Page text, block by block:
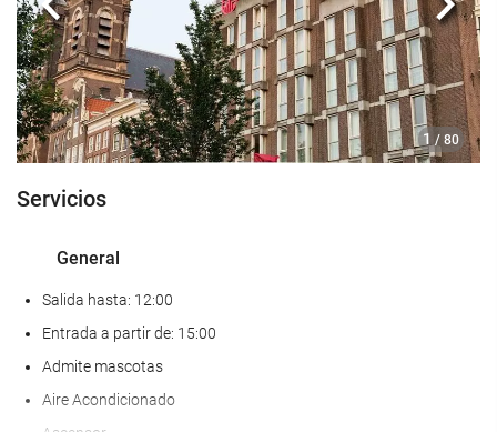
1 / 80
Anterior
Servicios
General
Salida hasta: 12:00
Entrada a partir de: 15:00
Admite mascotas
Aire Acondicionado